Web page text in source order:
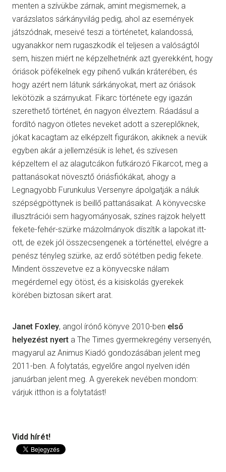
menten a szívükbe zárnak, amint megismernek, a
varázslatos sárkányvilág pedig, ahol az események
játszódnak, meseivé teszi a történetet, kalandossá,
ugyanakkor nem rugaszkodik el teljesen a valóságtól
sem, hiszen miért ne képzelhetnénk azt gyerekként, hogy
óriások pöfékelnek egy pihenő vulkán kráterében, és
hogy azért nem látunk sárkányokat, mert az óriások
lekötözik a szárnyukat. Fikarc története egy igazán
szerethető történet, én nagyon élveztem. Ráadásul a
fordító nagyon ötletes neveket adott a szereplőknek,
jókat kacagtam az elképzelt figurákon, akiknek a nevük
egyben akár a jellemzésük is lehet, és szívesen
képzeltem el az alagutcákon futkározó Fikarcot, meg a
pattanásokat növesztő óriásfiókákat, ahogy a
Legnagyobb Furunkulus Versenyre ápolgatják a náluk
szépségpöttynek is beillő pattanásaikat. A könyvecske
illusztrációi sem hagyományosak, színes rajzok helyett
fekete-fehér-szürke mázolmányok díszítik a lapokat itt-
ott, de ezek jól összecsengenek a történettel, elvégre a
penész tényleg szürke, az erdő sötétben pedig fekete.
Mindent összevetve ez a könyvecske nálam
megérdemel egy ötöst, és a kisiskolás gyerekek
körében biztosan sikert arat.
Janet Foxley, angol írónő könyve 2010-ben első
helyezést nyert a The Times gyermekregény versenyén,
magyarul az Animus Kiadó gondozásában jelent meg
2011-ben. A folytatás, egyelőre angol nyelven idén
januárban jelent meg. A gyerekek nevében mondom:
várjuk itthon is a folytatást!
Vidd hírét!